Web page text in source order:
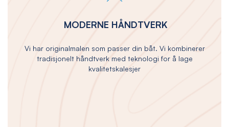
MODERNE HÅNDTVERK
Vi har originalmalen som passer din båt. Vi kombinerer
tradisjonelt håndtverk med teknologi for å lage
kvalitetskalesjer